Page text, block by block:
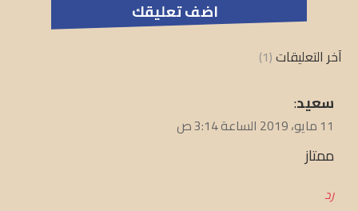
آخر التعليقات(1)
يقول
سعيد:
11 مايو، 2019 الساعة 3:14 ص
ممتاز
رد